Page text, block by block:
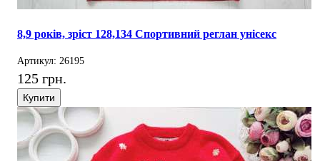
8,9 років, зріст 128,134 Спортивний реглан унісекс
Артикул: 26195
125 грн.
Купити